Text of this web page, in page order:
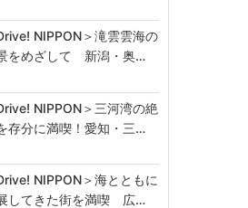
NIPPON＞滝雲雲海の
をめざして 新潟・奥…
NIPPON＞三河湾の絶
存分に満喫！愛知・三…
NIPPON＞海とともに
してきた街を満喫 広…